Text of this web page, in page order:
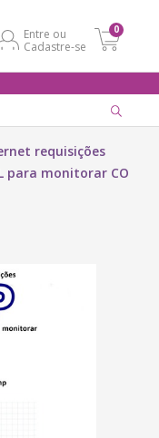
Entre ou
Cadastre-se
0
requisições
para monitorar CO